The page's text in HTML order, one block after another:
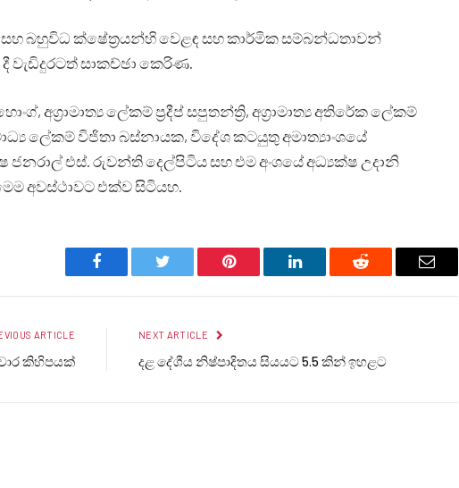
සහ බහුවිධ ක්ෂේත්‍රයන්හි වෙළඳ සහ කාර්මික සම්බන්ධතාවන්
වැඩිදුරටත් සාකච්ඡා කෙරිණ.
අග්‍රාමාත්‍ය ලේකම් ප්‍රදීප් සපුතන්ත්‍රි, අග්‍රාමාත්‍ය අතිරේක ලේකම්
ලේකම් විජිතා බස්නායක, විදේශ කටයුතු අමාත්‍යාංශයේ
ජනරාල් එස්. රුවන්ති දෙල්පිටිය සහ එම අංශයේ අධ්‍යක්ෂ උදානි
අවස්ථාවට එක්ව සිටියහ.
Facebook Twitter Pinterest LinkedIn Reddit Email
ARTICLE
කිහිපයක්
NEXT ARTICLE
දළ දේශීය නිෂ්පාදිතය සියයට 5.5 කින් ඉහළට